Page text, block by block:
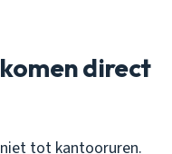
direct
tot kantooruren.